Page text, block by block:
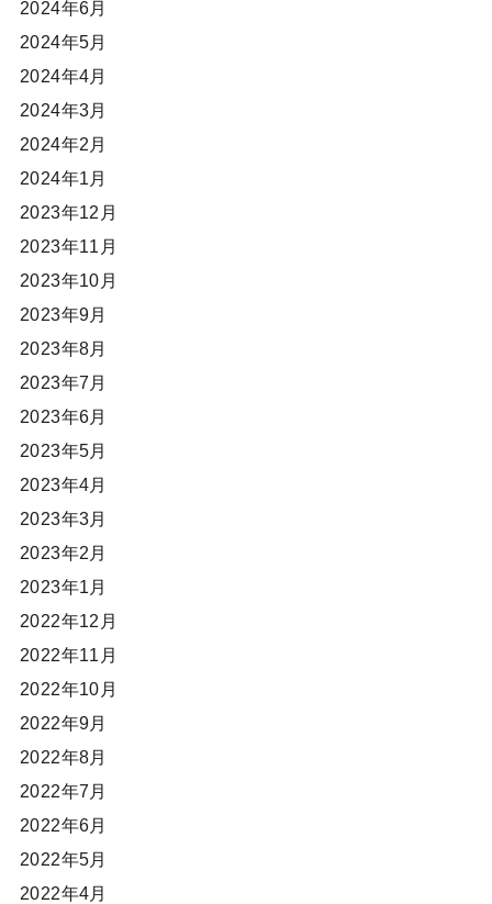
2024年6月
2024年5月
2024年4月
2024年3月
2024年2月
2024年1月
2023年12月
2023年11月
2023年10月
2023年9月
2023年8月
2023年7月
2023年6月
2023年5月
2023年4月
2023年3月
2023年2月
2023年1月
2022年12月
2022年11月
2022年10月
2022年9月
2022年8月
2022年7月
2022年6月
2022年5月
2022年4月